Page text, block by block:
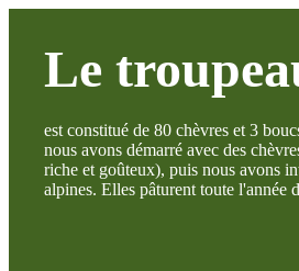
Le
est constitué de 80 chèvres et 3
nous avons démarré avec des
riche et goûteux), puis nous avons
alpines. Elles pâturent toute l'année